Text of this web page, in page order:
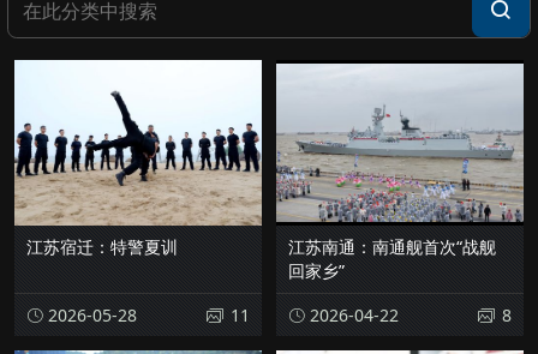
江苏宿迁：特警夏训
2026-05-28 11
江苏南通：南通舰首次“战舰
回家乡”
2026-04-22
8